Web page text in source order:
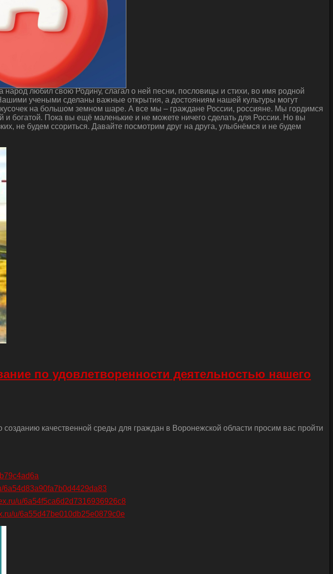
дружном"
любил свою Родину, слагал о ней песни, пословицы и стихи, во имя родной
учеными сделаны важные открытия, а достояниям нашей культуры могут
на большом земном шаре. А все мы – граждане России, россияне. Мы гордимся
богатой. Пока вы ещё маленькие и не можете ничего сделать для России. Но вы
не будем ссориться. Давайте посмотрим друг на друга, улыбнёмся и не будем
по удовлетворенности деятельностью нашего
качественной среды для граждан в Воронежской области просим вас пройти
6a54d83a90fa7b0d4429da83
u/6a54f5ca6d2d7316936926c8
u/6a55d47be010db25e0879c0e